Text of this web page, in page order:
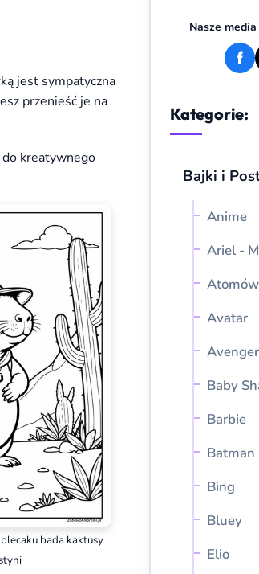
Nasze
Kategorie:
Bajki i
Anime
Ariel -
Avatar
Baby
Barbie
Batman
Bing
Bluey
Elio
jest sympatyczna
przenieść je na
do kreatywnego
bada kaktusy